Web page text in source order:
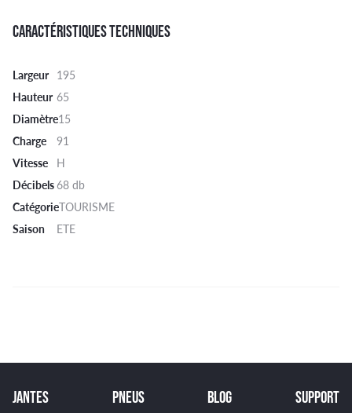
CARACTÉRISTIQUES TECHNIQUES
Largeur 195
Hauteur 65
Diamètre15
Charge
91
Vitesse H
Décibels68 db
CatégorieTOURISME
Saison
ETE
JANTES PNEUS BLOG SUPPORT